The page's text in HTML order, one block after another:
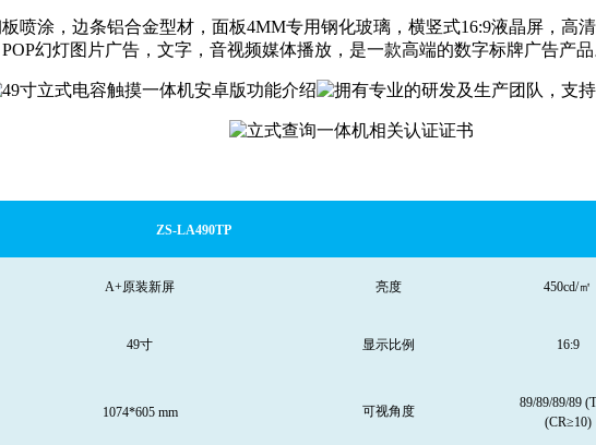
涂，边条铝合金型材，面板4MM专用钢化玻璃，横竖式16:9液晶屏，高
幻灯图片广告，文字，音视频媒体播放，是一款高端的数字标牌广告产
ZS-LA490TP
A+原装新屏 亮度 450cd/㎡
49寸 显示比例 16:9
1074*605mm 可视角度
89/89/89/89
(CR≥10)